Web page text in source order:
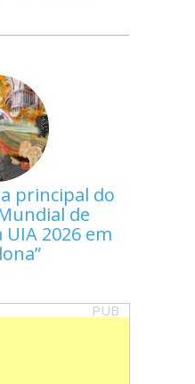
principal do
de
2026 em
PUB